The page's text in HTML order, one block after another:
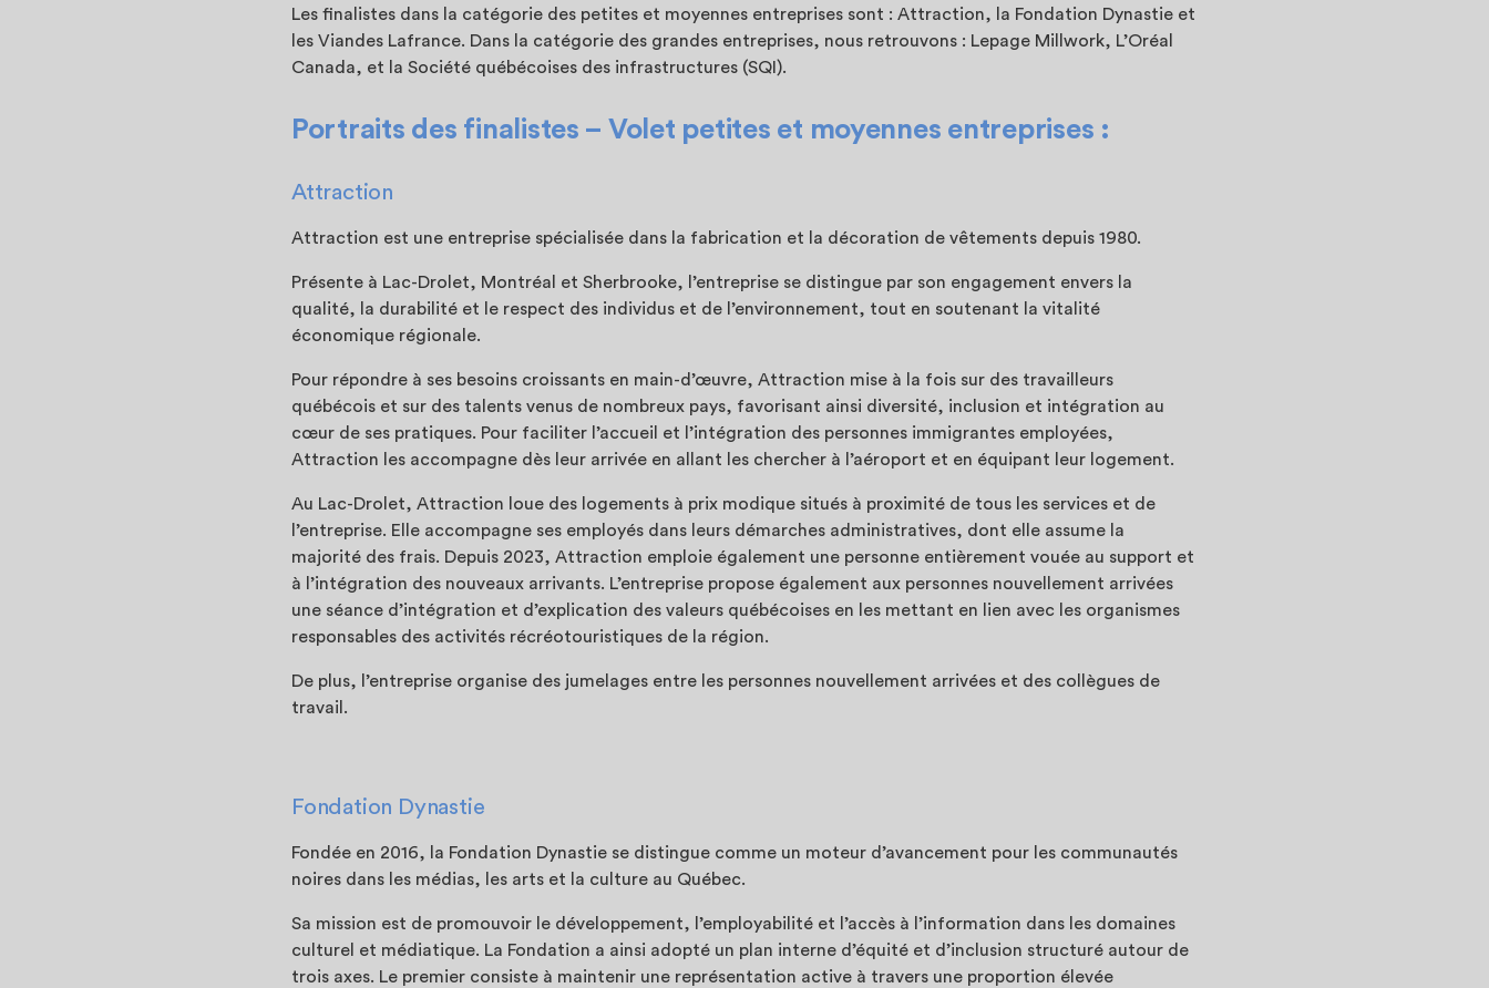
Les finalistes dans la catégorie des petites et moyennes entreprises sont : Attraction, la Fondation Dynastie et
les Viandes Lafrance. Dans la catégorie des grandes entreprises, nous retrouvons : Lepage Millwork, L’Oréal
Canada, et la Société québécoises des infrastructures (SQI).
Portraits des finalistes – Volet petites et moyennes entreprises :
Attraction
Attraction est une entreprise spécialisée dans la fabrication et la décoration de vêtements depuis 1980.
Présente à Lac-Drolet, Montréal et Sherbrooke, l’entreprise se distingue par son engagement envers la
qualité, la durabilité et le respect des individus et de l’environnement, tout en soutenant la vitalité
économique régionale.
Pour répondre à ses besoins croissants en main-d’œuvre, Attraction mise à la fois sur des travailleurs
québécois et sur des talents venus de nombreux pays, favorisant ainsi diversité, inclusion et intégration au
cœur de ses pratiques. Pour faciliter l’accueil et l’intégration des personnes immigrantes employées,
Attraction les accompagne dès leur arrivée en allant les chercher à l’aéroport et en équipant leur logement.
Au Lac-Drolet, Attraction loue des logements à prix modique situés à proximité de tous les services et de
l’entreprise. Elle accompagne ses employés dans leurs démarches administratives, dont elle assume la
majorité des frais. Depuis 2023, Attraction emploie également une personne entièrement vouée au support et
à l’intégration des nouveaux arrivants. L’entreprise propose également aux personnes nouvellement arrivées
une séance d’intégration et d’explication des valeurs québécoises en les mettant en lien avec les organismes
responsables des activités récréotouristiques de la région.
De plus, l’entreprise organise des jumelages entre les personnes nouvellement arrivées et des collègues de
travail.
Fondation Dynastie
Fondée en 2016, la Fondation Dynastie se distingue comme un moteur d’avancement pour les communautés
noires dans les médias, les arts et la culture au Québec.
Sa mission est de promouvoir le développement, l’employabilité et l’accès à l’information dans les domaines
culturel et médiatique. La Fondation a ainsi adopté un plan interne d’équité et d’inclusion structuré autour de
trois axes. Le premier consiste à maintenir une représentation active à travers une proportion élevée